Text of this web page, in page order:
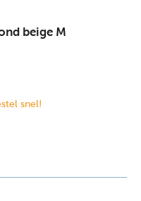
beige M
snel!